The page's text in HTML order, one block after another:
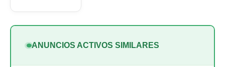
ANUNCIOS ACTIVOS SIMILARES